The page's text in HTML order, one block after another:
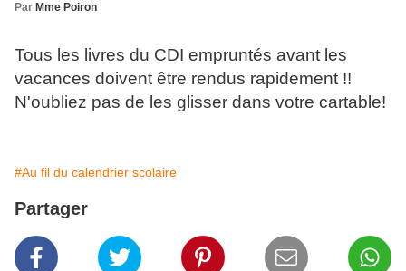
Par Mme Poiron
Tous les livres du CDI empruntés avant les
vacances doivent être rendus rapidement !!
N'oubliez pas de les glisser dans votre cartable!
#Au fil du calendrier scolaire
Partager